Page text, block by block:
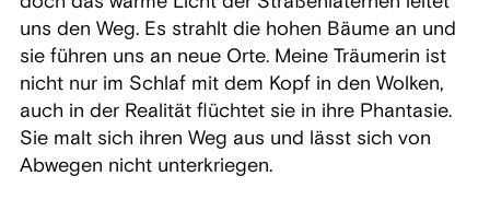
uns den Weg. Es strahlt die hohen Bäume an und
sie führen uns an neue Orte. Meine Träumerin ist
nicht nur im Schlaf mit dem Kopf in den Wolken,
auch in der Realität flüchtet sie in ihre Phantasie.
Sie malt sich ihren Weg aus und lässt sich von
Abwegen nicht unterkriegen.